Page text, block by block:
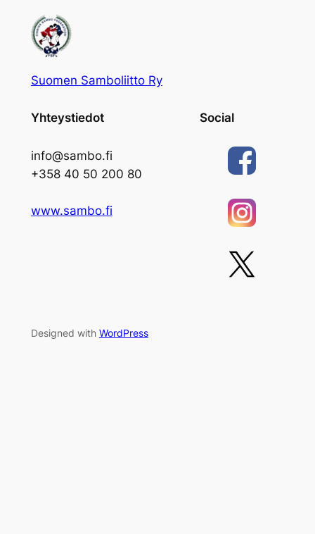
Suomen Samboliitto Ry
Yhteystiedot
info@sambo.fi
+358 40 50 200 80
www.sambo.fi
Social
Designed with WordPress